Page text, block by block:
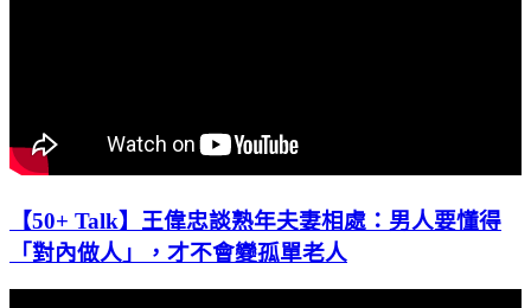
【50+ Talk】王偉忠談熟年夫妻相處：男人要懂得
「對內做人」，才不會變孤單老人